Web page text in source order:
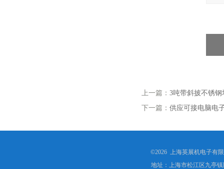
上一篇： 3吨带斜披不锈
下一篇： 供应可接电脑电
©2026 上海英展机电子有
地址：上海市松江区九亭镇